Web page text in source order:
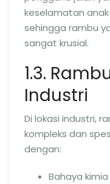
keselamatan
sehingga rambu
sangat krusial.
1.3.
Industri
Di lokasi industri,
kompleks dan
dengan:
Bahaya